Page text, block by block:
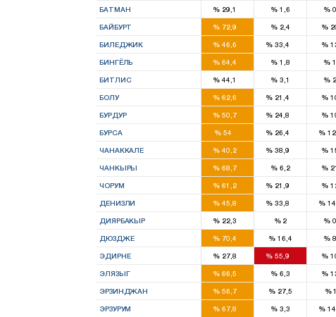
БАТМАН % 29,1 % 1,6 %
БАЙБУРТ % 72,9 % 2,4 %
БИЛЕДЖИК % 46,6 % 33,4 %
БИНГЁЛЬ % 64,4 % 1,8 %
БИТЛИС % 44,1 % 3,1 %
БОЛУ % 62,6 % 21,4 %
БУРДУР % 50,7 % 24,8 %
БУРСА % 54
11
% 26,4 %
ЧАНАККАЛЕ % 40,2 % 38,9 %
ЧАНКЫРЫ % 68,7 % 6,2 %
ЧОРУМ % 61,2 % 21,9 %
ДЕНИЗЛИ % 45,8 % 33,8 %
ДИЯРБАКЫР % 22,3 %2 %
ДЮЗДЖЕ % 70,4 % 16,4 %
ЭДИРНЕ % 27,8 % 55,9 %
ЭЛЯЗЫГ % 66,5 % 6,3 %
ЭРЗИНДЖАН % 56,7 % 27,5 %
ЭРЗУРУМ % 67,8 % 3,3 %